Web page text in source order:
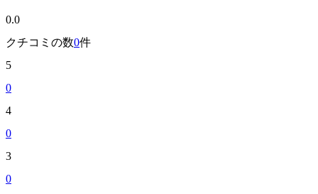
0.0
クチコミの数0件
5
0
4
0
3
0